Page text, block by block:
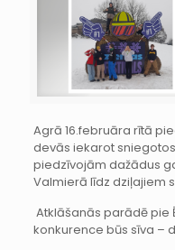
Agrā 16.februāra rītā
devās iekarot
piedzīvojām dažādus
Valmierā līdz dziļajiem
Atklāšanās parādē pie
konkurence būs sīva –